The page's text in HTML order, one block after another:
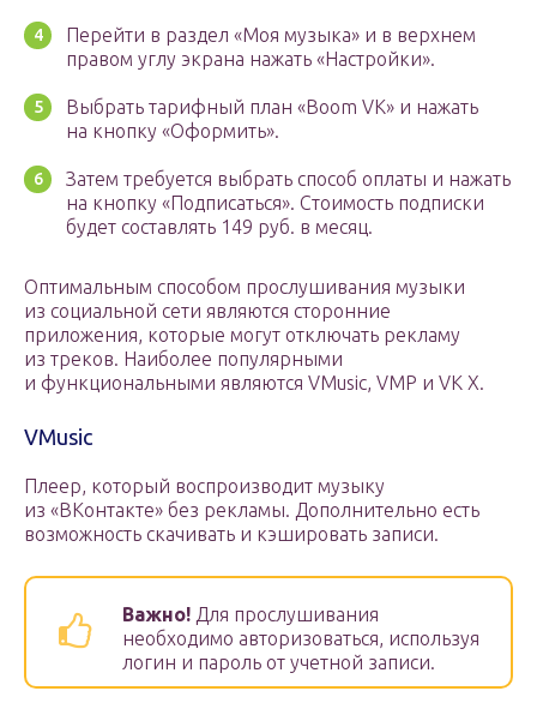
Перейти в раздел «Моя музыка» и в верхнем
правом углу экрана нажать «Настройки».
Выбрать тарифный план «Boom VK» и нажать
на кнопку «Оформить».
Затем требуется выбрать способ оплаты и нажать
на кнопку «Подписаться». Стоимость подписки
будет составлять 149 руб. в месяц.
Оптимальным способом прослушивания музыки
из социальной сети являются сторонние
приложения, которые могут отключать рекламу
из треков. Наиболее популярными
и функциональными являются VMusic, VMP и VK X.
VMusic
Плеер, который воспроизводит музыку
из «ВКонтакте» без рекламы. Дополнительно есть
возможность скачивать и кэшировать записи.
Важно! Для прослушивания
необходимо авторизоваться, используя
логин и пароль от учетной записи.